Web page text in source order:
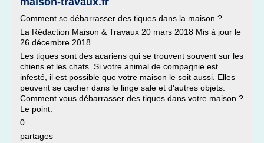
Comment se débarrasser des tiques dans la maison ?
La Rédaction Maison & Travaux 20 mars 2018 Mis à jour le
26 décembre 2018
Les tiques sont des acariens qui se trouvent souvent sur les
chiens et les chats. Si votre animal de compagnie est
infesté, il est possible que votre maison le soit aussi. Elles
peuvent se cacher dans le linge sale et d'autres objets.
Comment vous débarrasser des tiques dans votre maison ?
Le point.
0
partages